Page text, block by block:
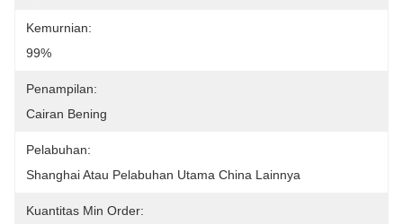
Kemurnian:
99%
Penampilan:
Cairan Bening
Pelabuhan:
Shanghai Atau Pelabuhan Utama China Lainnya
Kuantitas Min Order: